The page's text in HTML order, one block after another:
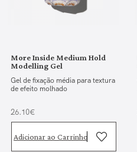
More Inside Medium Hold
Modelling Gel
Gel de fixação média para textura
de efeito molhado
26.10€
Adicionar ao Carrinho